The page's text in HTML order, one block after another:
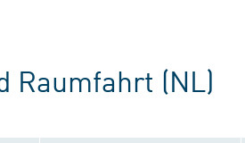
Raumfahrt (NL)